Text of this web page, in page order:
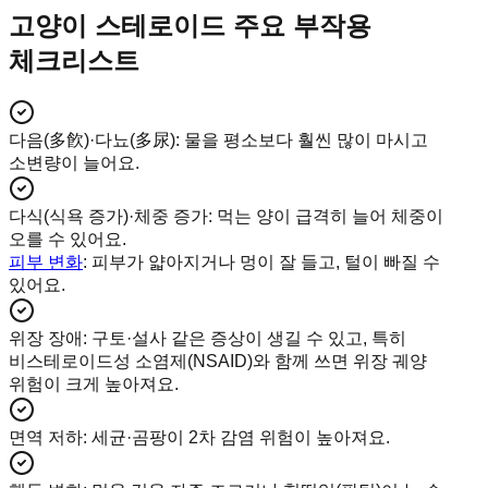
고양이 스테로이드 주요 부작용
체크리스트
다음(多飮)·다뇨(多尿): 물을 평소보다 훨씬 많이 마시고
소변량이 늘어요.
다식(식욕 증가)·체중 증가: 먹는 양이 급격히 늘어 체중이
오를 수 있어요.
피부 변화: 피부가 얇아지거나 멍이 잘 들고, 털이 빠질 수
있어요.
위장 장애 : 구토·설사 같은 증상이 생길 수 있고, 특히
비스테로이드성 소염제(NSAID)와 함께 쓰면 위장 궤양
위험이 크게 높아져요.
면역 저하: 세균·곰팡이 2차 감염 위험이 높아져요.